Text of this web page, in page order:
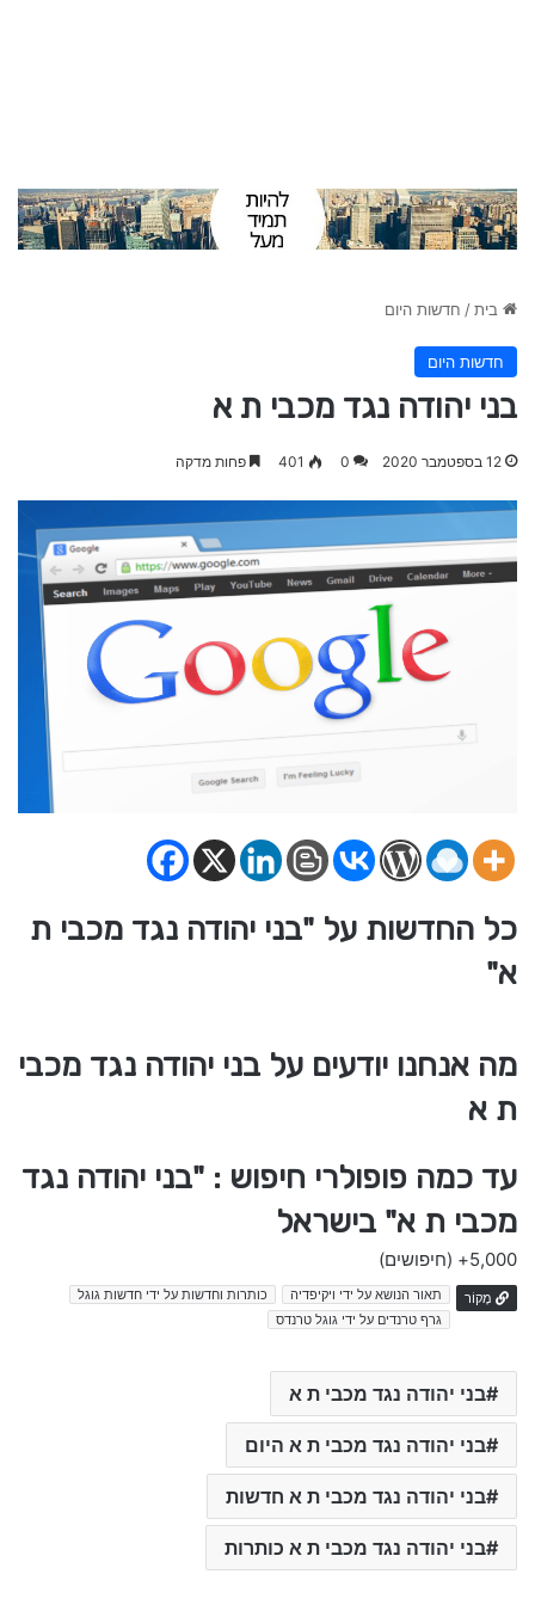
בית/ חדשות היום
חדשות היום
בני יהודה נגד מכבי ת א
12 בספטמבר 2020 0
401 פחות מדקה
כל החדשות על "בני יהודה נגד מכבי ת
א"
מה אנחנו יודעים על בני יהודה נגד מכבי
ת א
עד כמה פופולרי חיפוש : "בני יהודה נגד
מכבי ת א" בישראל
5,000+ (חיפושים)
מָקוֹר תאור הנושא על ידי ויקיפדיה
כותרות וחדשות על ידי חדשות גוגל
גרף טרנדים על ידי גוגל טרנדס
בני יהודה נגד מכבי ת א
בני יהודה נגד מכבי ת א היום
בני יהודה נגד מכבי ת א חדשות
בני יהודה נגד מכבי ת א כותרות